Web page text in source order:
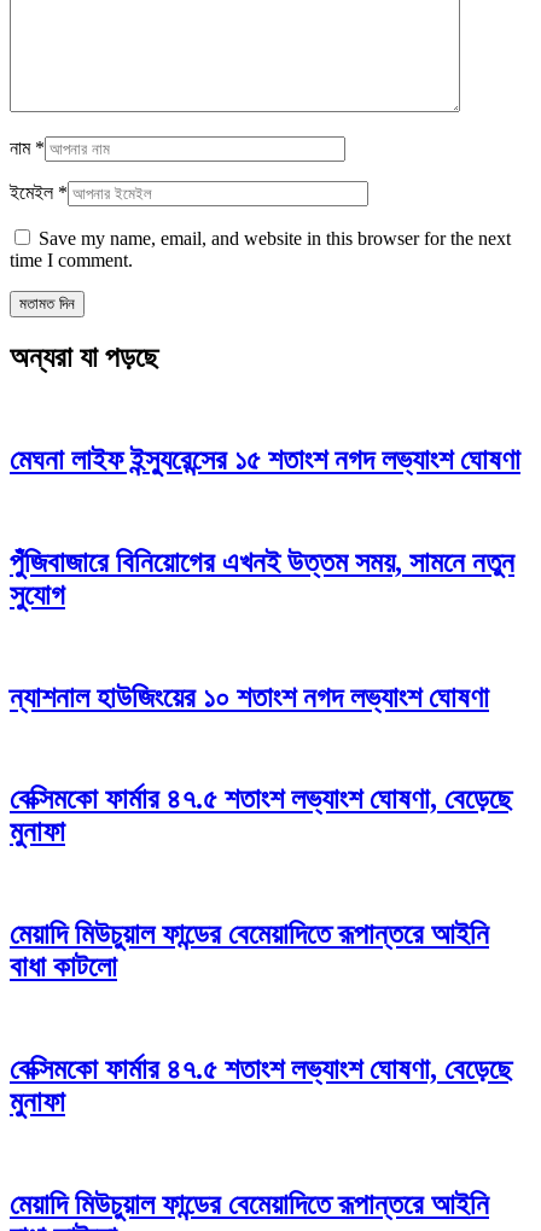
নাম *
ইমেইল *
Save my name, email, and website in this browser for the next
time I comment.
অন্যরা যা পড়ছে
মেঘনা লাইফ ইন্স্যুরেন্সের ১৫ শতাংশ নগদ লভ্যাংশ ঘোষণা
পুঁজিবাজারে বিনিয়োগের এখনই উত্তম সময়, সামনে নতুন
সুযোগ
ন্যাশনাল হাউজিংয়ের ১০ শতাংশ নগদ লভ্যাংশ ঘোষণা
বেক্সিমকো ফার্মার ৪৭.৫ শতাংশ লভ্যাংশ ঘোষণা, বেড়েছে
মুনাফা
মেয়াদি মিউচুয়াল ফান্ডের বেমেয়াদিতে রূপান্তরে আইনি
বাধা কাটলো
বেক্সিমকো ফার্মার ৪৭.৫ শতাংশ লভ্যাংশ ঘোষণা, বেড়েছে
মুনাফা
মেয়াদি মিউচুয়াল ফান্ডের বেমেয়াদিতে রূপান্তরে আইনি